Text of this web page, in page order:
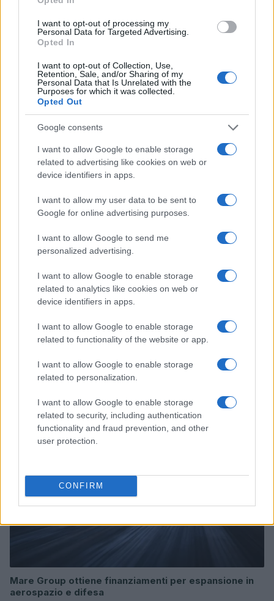
I want to opt-out of processing my
Personal Data for Targeted Advertising.
Opted In
I want to opt-out of Collection, Use,
Retention, Sale, and/or Sharing of my
Personal Data that Is Unrelated with the
Purposes for which it was collected.
Opted Out
Google consents
I want to allow Google to enable storage
related to advertising like cookies on web or
device identifiers in apps.
I want to allow my user data to be sent to
Google for online advertising purposes.
I want to allow Google to send me
personalized advertising.
I want to allow Google to enable storage
related to analytics like cookies on web or
device identifiers in apps.
I want to allow Google to enable storage
related to functionality of the website or app.
I want to allow Google to enable storage
related to personalization.
I want to allow Google to enable storage
related to security, including authentication
functionality and fraud prevention, and other
user protection.
CONFIRM
Continua a leggere
Mutui variabili vs fissi: cosa cambia con l’Euribor in
Edoardo Vitali · 6 Ago 2026
Mare Group ottiene finanziamenti per espansione in
aerospazio e difesa